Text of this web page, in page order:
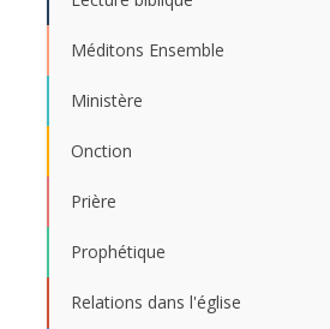
Méditons Ensemble
Ministère
Onction
Prière
Prophétique
Relations dans l'église